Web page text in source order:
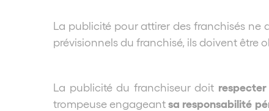
La publicité pour attirer des franchisés ne
prévisionnels du franchisé, ils doivent être
La publicité du franchiseur doit
trompeuse engageantsa responsabilité